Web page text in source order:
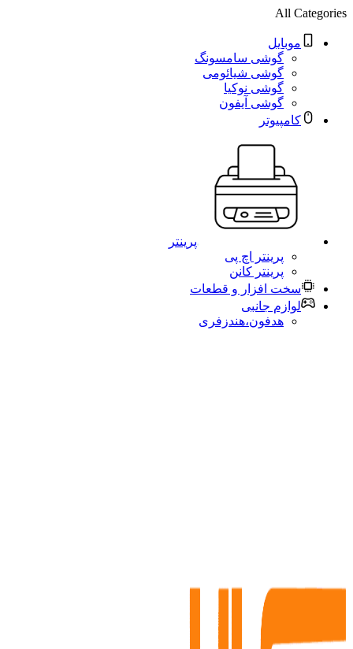
All Categories
موبایل
گوشی سامسونگ
گوشی شیائومی
گوشی نوکیا
گوشی آیفون
کامپیوتر
پرینتر
پرینتر اچ پی
پرینتر کانن
سخت افزار و قطعات
لوازم جانبی
هدفون،هندزفری